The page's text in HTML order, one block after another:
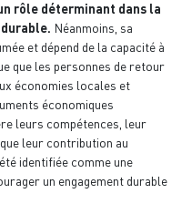
rôle déterminant dans la
Néanmoins, sa
et dépend de la capacité à
que les personnes de retour
économies locales et
économiques
leurs compétences, leur
leur contribution au
identifiée comme une
un engagement durable